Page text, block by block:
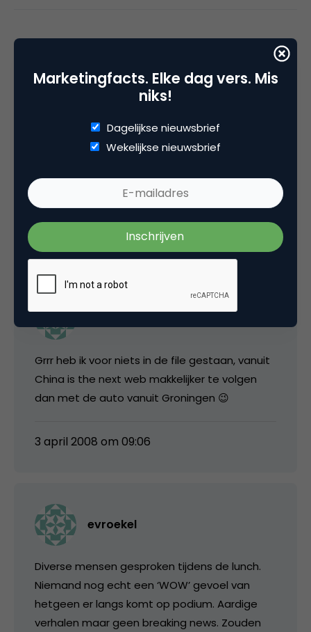
media
livestream Next Web te kunnen volgen; top!
3 april 2008 om 07:55
Grrr heb ik voor niets in de file gestaan, vanuit
China is the next web makkelijker te volgen
dan met de auto vanuit Groningen 😉
3 april 2008 om 09:06
evroekel
Diverse mensen gesproken tijdens de lunch.
Niemand nog echt een ‘WOW’ gevoel van
hetgeen er langs komt op podium. Aardige
verhalen maar geen breaking news. Zouden
Marketingfacts. Elke dag vers. Mis
niks!
Dagelijkse nieuwsbrief
Wekelijkse nieuwsbrief